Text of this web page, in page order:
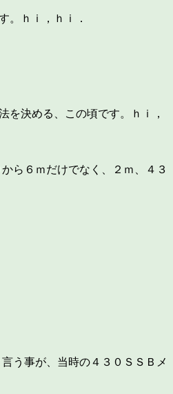
。ｈｉ，ｈｉ．
を決める、この頃です。ｈｉ，
ら６ｍだけでなく、２ｍ、４３
う事が、当時の４３０ＳＳＢメ